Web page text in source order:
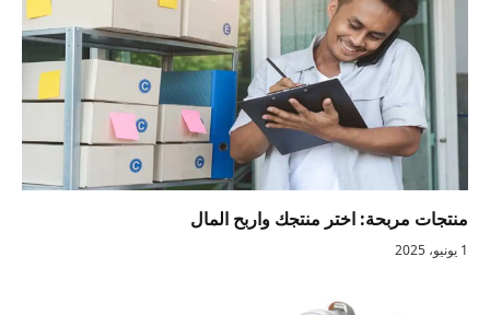
منتجات مربحة: اختر منتجك واربح المال
1 يونيو، 2025